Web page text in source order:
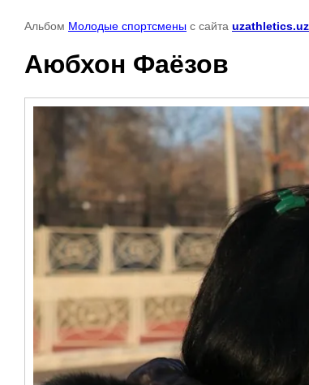
Альбом Молодые спортсмены с сайта uzathletics.uz
Аюбхон Фаёзов